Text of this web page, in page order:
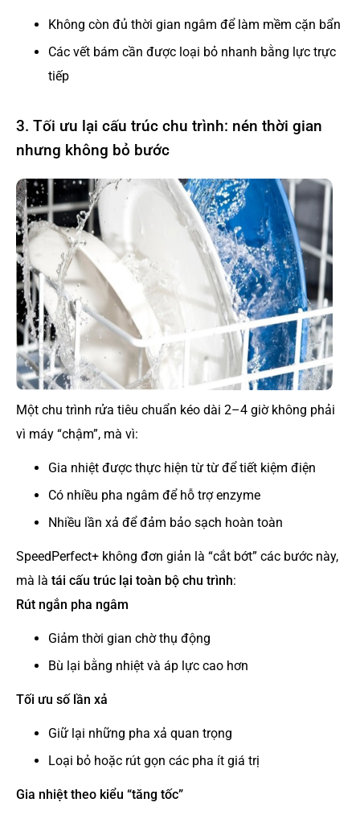
Không còn đủ thời gian ngâm để làm mềm cặn bẩn
Các vết bám cần được loại bỏ nhanh bằng lực trực
tiếp
3. Tối ưu lại cấu trúc chu trình: nén thời gian
nhưng không bỏ bước
Một chu trình rửa tiêu chuẩn kéo dài 2–4 giờ không phải
vì máy “chậm”, mà vì:
Gia nhiệt được thực hiện từ từ để tiết kiệm điện
Có nhiều pha ngâm để hỗ trợ enzyme
Nhiều lần xả để đảm bảo sạch hoàn toàn
SpeedPerfect+ không đơn giản là “cắt bớt” các bước này,
mà là tái cấu trúc lại toàn bộ chu trình:
Rút ngắn pha ngâm
Giảm thời gian chờ thụ động
Bù lại bằng nhiệt và áp lực cao hơn
Tối ưu số lần xả
Giữ lại những pha xả quan trọng
Loại bỏ hoặc rút gọn các pha ít giá trị
Gia nhiệt theo kiểu “tăng tốc”